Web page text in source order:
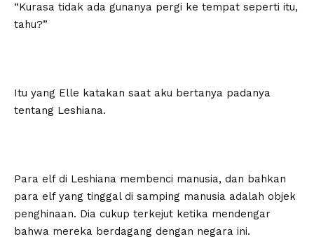
“Kurasa tidak ada gunanya pergi ke tempat seperti itu,
tahu?”
Itu yang Elle katakan saat aku bertanya padanya
tentang Leshiana.
Para elf di Leshiana membenci manusia, dan bahkan
para elf yang tinggal di samping manusia adalah objek
penghinaan. Dia cukup terkejut ketika mendengar
bahwa mereka berdagang dengan negara ini.